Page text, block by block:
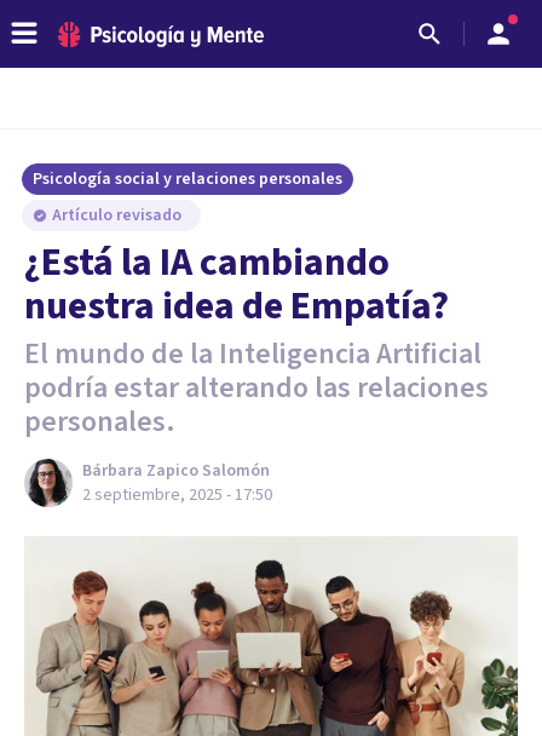
Psicología social y relaciones personales
Artículo revisado
¿Está la IA cambiando
nuestra idea de Empatía?
El mundo de la Inteligencia Artificial
podría estar alterando las relaciones
personales.
Bárbara Zapico Salomón
2 septiembre, 2025 - 17:50